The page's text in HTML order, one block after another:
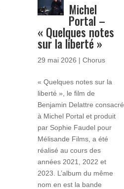
Michel
Portal –
« Quelques notes
sur la liberté »
29 mai 2026 | Chorus
« Quelques notes sur la
liberté », le film de
Benjamin Delattre consacré
à Michel Portal et produit
par Sophie Faudel pour
Mélisande Films, a été
réalisé au cours des
années 2021, 2022 et
2023. L’album du même
nom en est la bande